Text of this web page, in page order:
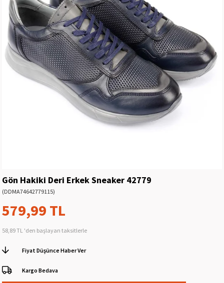
Gön Hakiki Deri Erkek Sneaker 42779
(DDMA74642779115)
579,99 TL
58,89 TL 'den başlayan taksitlerle
Fiyat Düşünce Haber Ver
Kargo Bedava